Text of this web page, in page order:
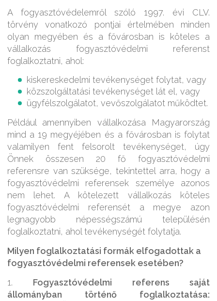
A fogyasztóvédelemről szóló 1997. évi CLV.
törvény vonatkozó pontjai értelmében minden
olyan megyében és a fővárosban is köteles a
vállalkozás fogyasztóvédelmi referenst
foglalkoztatni, ahol:
kiskereskedelmi tevékenységet folytat, vagy
közszolgáltatási tevékenységet lát el, vagy
ügyfélszolgálatot, vevőszolgálatot működtet.
Például amennyiben vállalkozása Magyarország
mind a 19 megyéjében és a fővárosban is folytat
valamilyen fent felsorolt tevékenységet, úgy
Önnek összesen 20 fő fogyasztóvédelmi
referensre van szüksége, tekintettel arra, hogy a
fogyasztóvédelmi referensek személye azonos
nem lehet. A kötelezett vállalkozás köteles
fogyasztóvédelmi referensét a megye azon
legnagyobb népességszámú településén
foglalkoztatni, ahol tevékenységét folytatja.
Milyen foglalkoztatási formák elfogadottak a
fogyasztóvédelmi referensek esetében?
1. Fogyasztóvédelmi referens saját
állományban történő foglalkoztatása: